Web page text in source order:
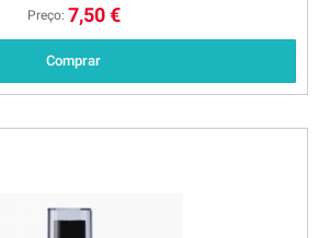
Preço: 7,50 €
Comprar